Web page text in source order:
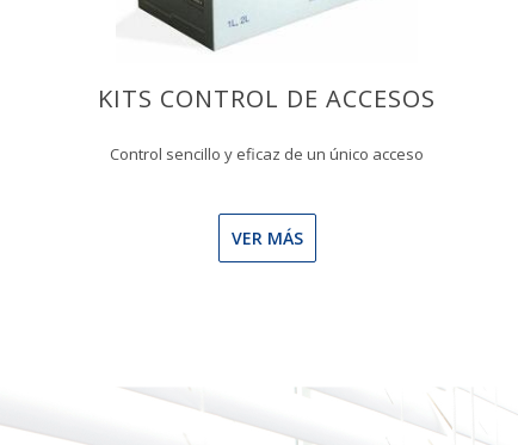
KITS CONTROL DE ACCESOS
Control sencillo y eficaz de un único acceso
VER MÁS